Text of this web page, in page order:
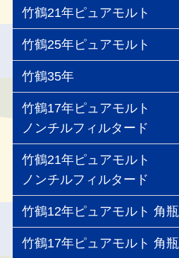
竹鶴21年ピュアモルト
竹鶴25年ピュアモルト
竹鶴35年
竹鶴17年ピュアモルト
ノンチルフィルタード
竹鶴21年ピュアモルト
ノンチルフィルタード
竹鶴12年ピュアモルト 角瓶
竹鶴17年ピュアモルト 角瓶